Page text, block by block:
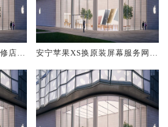
店大
安宁苹果XS换原装屏幕服务网点